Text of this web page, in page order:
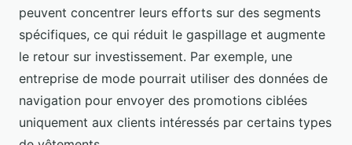
peuvent concentrer leurs efforts sur des segments
spécifiques, ce qui réduit le gaspillage et augmente
le retour sur investissement. Par exemple, une
entreprise de mode pourrait utiliser des données de
navigation pour envoyer des promotions ciblées
uniquement aux clients intéressés par certains types